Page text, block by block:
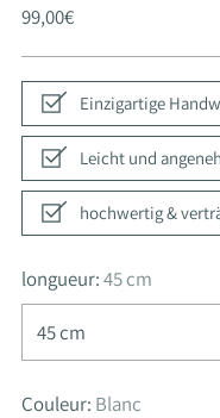
Prix
99,00€
Einzigartige
Leicht und
hochwertig &
longueur:45 cm
Couleur: Blanc